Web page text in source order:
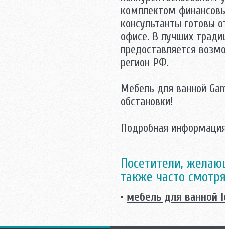
комплектом
консультанты готовы
офисе. В лучших
предоставляется
регион РФ.
Mебель для ванной
обстановки!
Подробная
Посетители,
также часто
• мебель для ванной